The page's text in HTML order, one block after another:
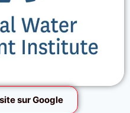
sur Google